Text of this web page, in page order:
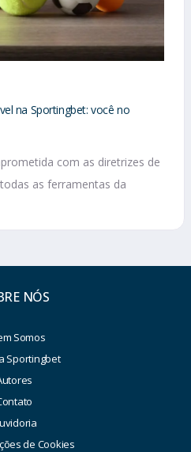
na Sportingbet: você no
com as diretrizes de
as ferramentas da
NÓS
Somos
Sportingbet
de Cookies